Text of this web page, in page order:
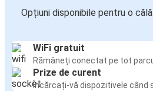
Opțiuni disponibile pentru o
WiFi gratuit
Rămâneți conectat pe tot
Prize de curent
Încărcați-vă dispozitivele când